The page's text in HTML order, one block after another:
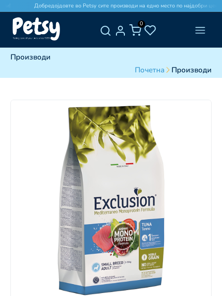
Добредојдовте во Petsy сите производи на едно место по најдобри цени!
0
Производи
Почетна
Производи